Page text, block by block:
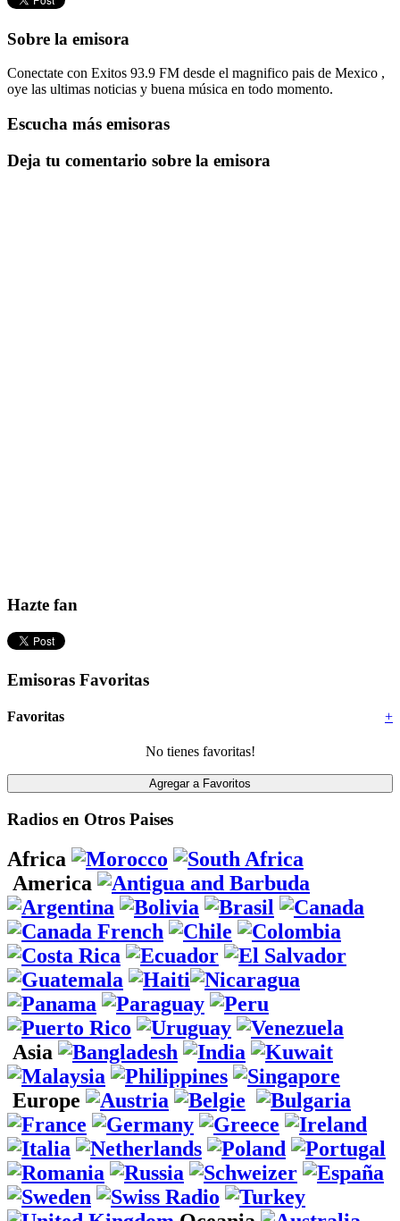
Sobre la emisora
Conectate con Exitos 93.9 FM desde el magnifico pais de Mexico ,
oye las ultimas noticias y buena música en todo momento.
Escucha más emisoras
Deja tu comentario sobre la emisora
Hazte fan
Emisoras Favoritas
+
Favoritas
No tienes favoritas!
Radios en Otros Paises
Africa
America
Asia
Europe